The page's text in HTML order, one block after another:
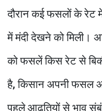
दौरान कई फसलों के रेट
में मंदी देखने को मिली।
को फसलें किस रेट से
है, किसान अपनी फसल
पहले आढ़तियों से भाव